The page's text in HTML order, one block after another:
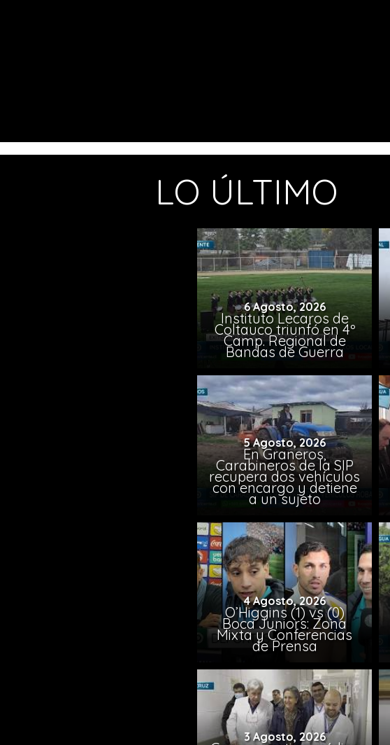
LO ÚLTIMO
6 Agosto, 2026
Instituto Lecaros de
Coltauco triunfó en 4º
Camp. Regional de
Bandas de Guerra
5 Agosto, 2026
En Graneros,
Carabineros de la SIP
recupera dos vehículos
con encargo y detiene
a un sujeto
4 Agosto, 2026
O’Higgins (1) vs (0)
Boca Juniors: Zona
Mixta y Conferencias
de Prensa
3 Agosto, 2026